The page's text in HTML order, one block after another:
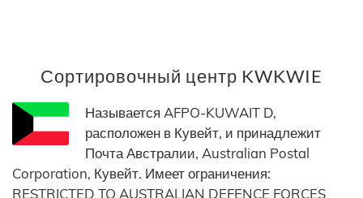
Сортировочный центр KWKWIE
Называется AFPO-KUWAIT D,
расположен в Кувейт, и принадлежит
Почта Австралии, Australian Postal
Corporation, Кувейт. Имеет ограничения:
RESTRICTED TO AUSTRALIAN DEFENCE FORCES